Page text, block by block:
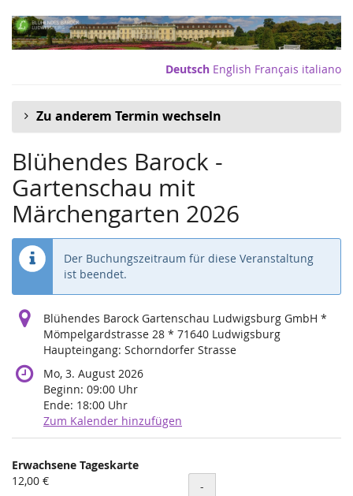
Zum
Haupt-
Inhalt
Deutsch English Français italiano
Zu anderem Termin wechseln
Blühendes Barock -
Gartenschau mit
Märchengarten 2026
Der Buchungszeitraum für diese Veranstaltung
ist beendet.
Blühendes Barock Gartenschau Ludwigsburg GmbH *
Mömpelgardstrasse 28 * 71640 Ludwigsburg
Haupteingang: Schorndorfer Strasse
Mo, 3. August 2026
Beginn: 09:00 Uhr
Ende: 18:00 Uhr
Zum Kalender hinzufügen
Produkte
Unkategorisierte
Erwachsene Tageskarte
12,00 €
Menge
-